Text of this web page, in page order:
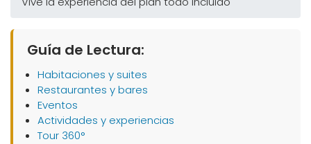
Guía de Lectura:
Habitaciones y suites
Restaurantes y bares
Eventos
Actividades y experiencias
Tour 360°